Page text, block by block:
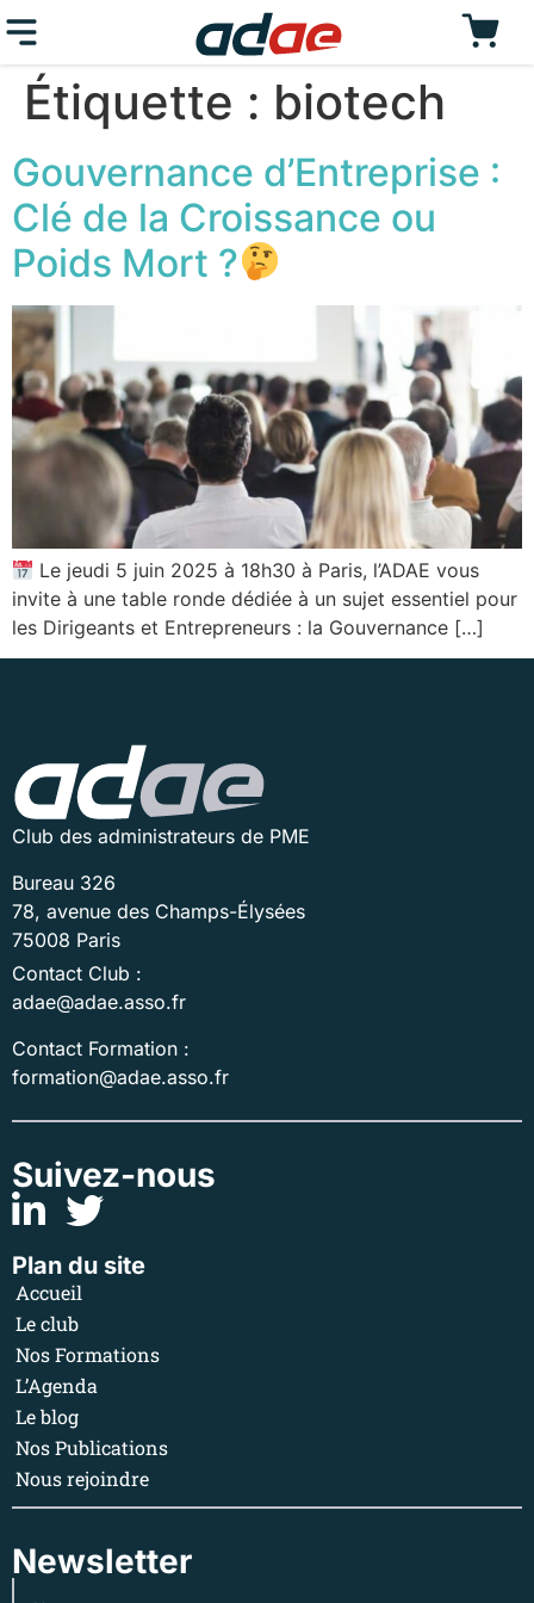
Étiquette : biotech
Gouvernance d’Entreprise :
Clé de la Croissance ou
Poids Mort ?
Le jeudi 5 juin 2025 à 18h30 à Paris, l’ADAE vous
invite à une table ronde dédiée à un sujet essentiel pour
les Dirigeants et Entrepreneurs : la Gouvernance […]
Club des administrateurs de PME
Bureau 326
78, avenue des Champs-Élysées
75008 Paris
Contact Club :
adae@adae.asso.fr
Contact Formation :
formation@adae.asso.fr
Suivez-nous
Plan du site
Accueil
Le club
Nos Formations
L’Agenda
Le blog
Nos Publications
Nous rejoindre
Newsletter